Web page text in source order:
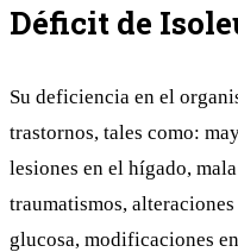
Déficit de
Su deficiencia en el
trastornos, tales como:
lesiones en el hígado,
traumatismos,
glucosa, modificaciones